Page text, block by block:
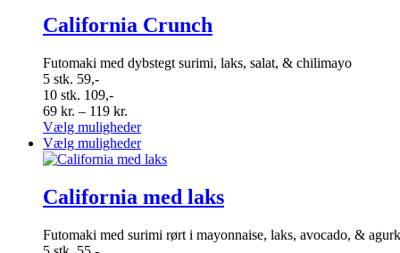
flere
varianter.
kan
California Crunch
Futomaki med dybstegt surimi, laks, salat, & chilimayo
5 stk. 59,-
10 stk. 109,-
69 kr. – 119 kr.
69 kr.
til
119 kr.
Vælg mulighederDette
vare
har
varianter.
Mulighederne
vælges
Vælg mulighederDette
vare
varianter.
kan
California med laks
Futomaki med surimi rørt i mayonnaise, laks, avocado, & agurk